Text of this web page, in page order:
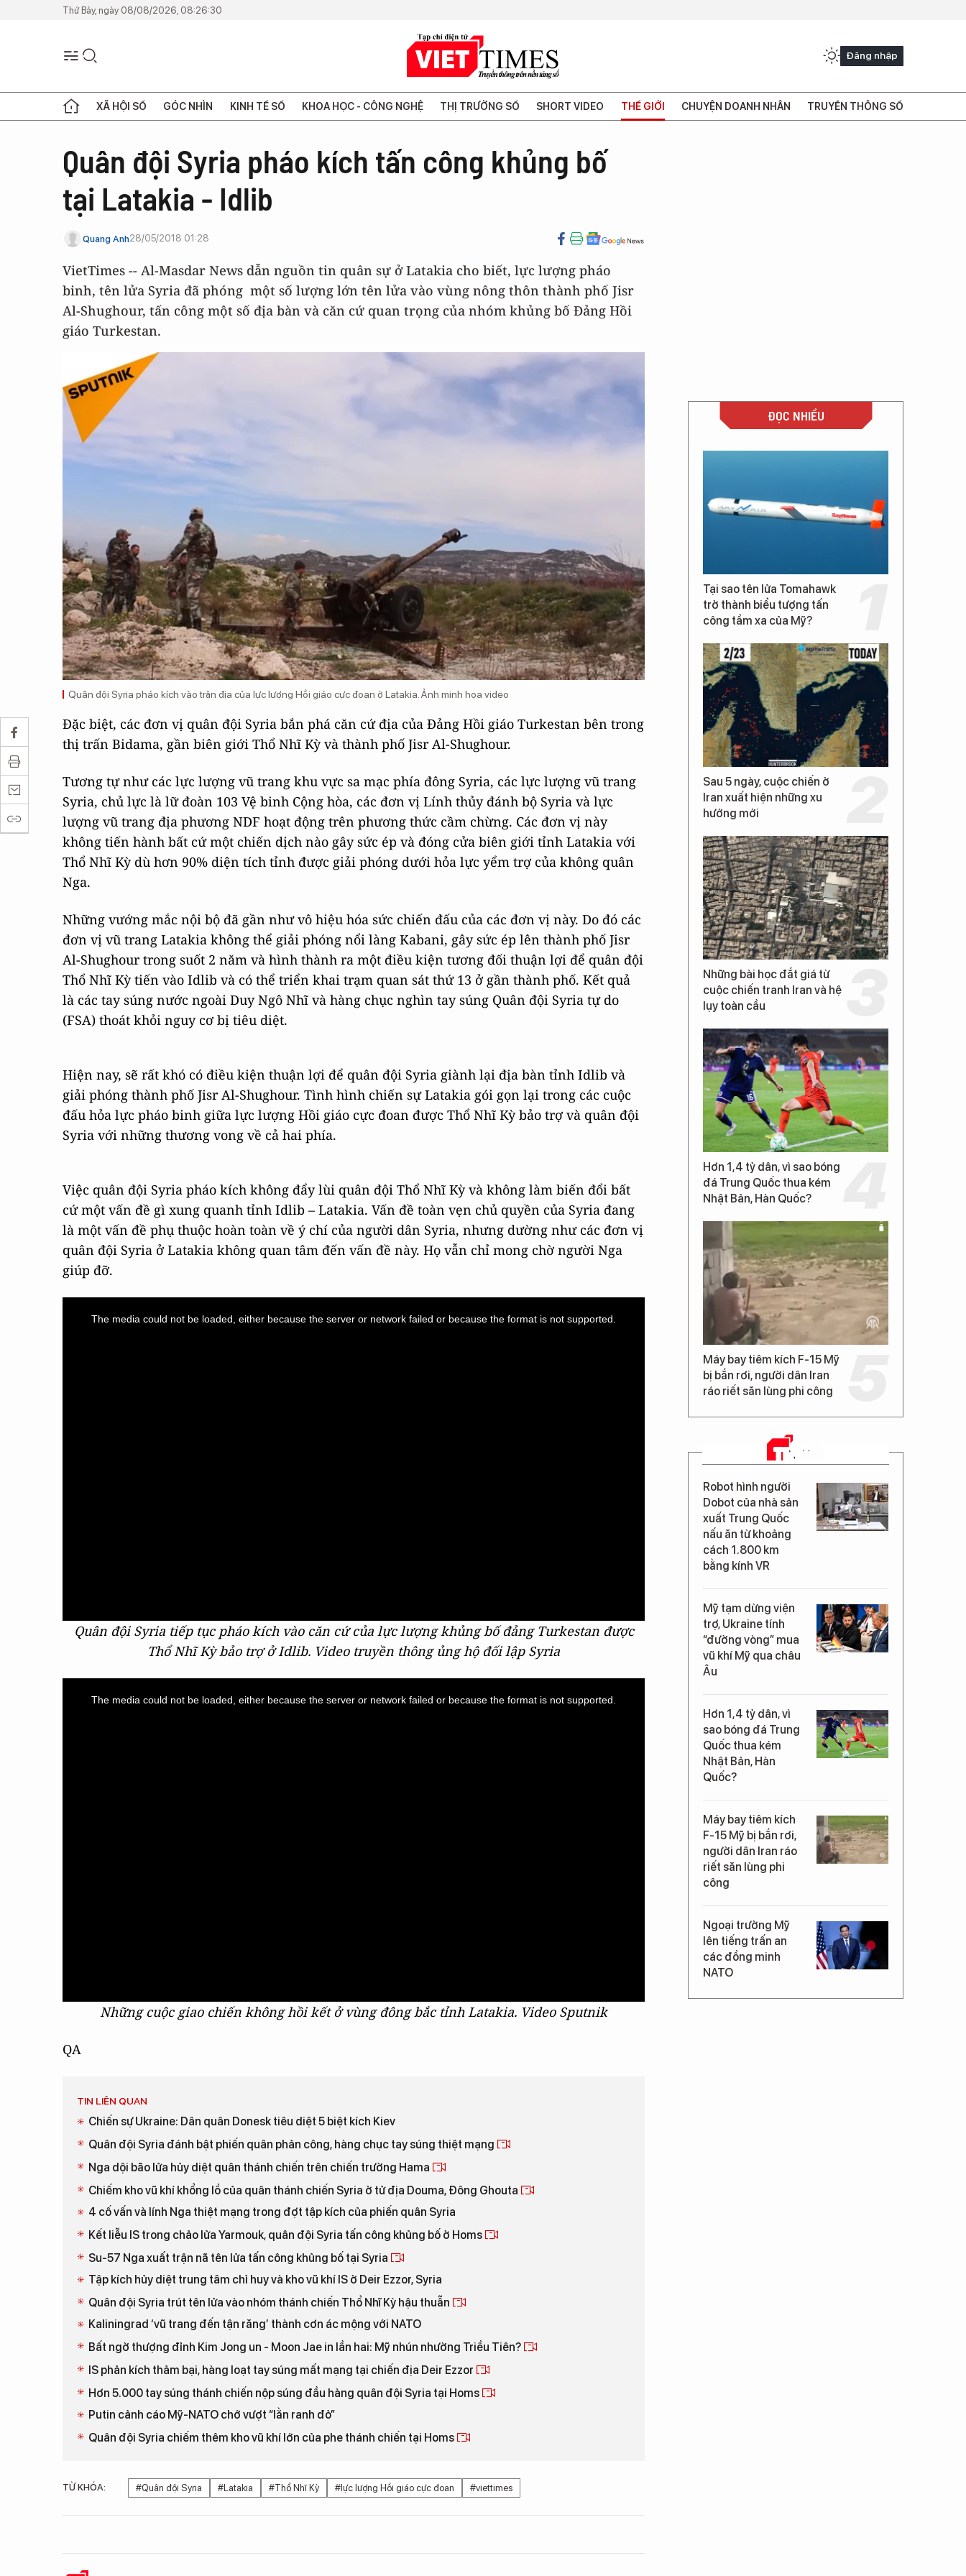
Thứ Bảy, ngày 08/08/2026, 08:26:30
Đăng nhập
XÃ HỘI SỐ GÓC NHÌN KINH TẾ SỐ KHOA HỌC - CÔNG NGHỆ THỊ TRƯỜNG SỐ SHORT VIDEO THẾ GIỚI CHUYỆN DOANH NHÂN TRUYỀN THÔNG SỐ
Quân đội Syria pháo kích tấn công khủng bố
tại Latakia - Idlib
Quang Anh28/05/2018 01:28
VietTimes -- Al-Masdar News dẫn nguồn tin quân sự ở Latakia cho biết, lực lượng pháo
binh, tên lửa Syria đã phóng một số lượng lớn tên lửa vào vùng nông thôn thành phố Jisr
Al-Shughour, tấn công một số địa bàn và căn cứ quan trọng của nhóm khủng bố Đảng Hồi
giáo Turkestan.
Quân đội Syria pháo kích vào trận địa của lực lượng Hồi giáo cực đoan ở Latakia. Ảnh minh họa video
Đặc biệt, các đơn vị quân đội Syria bắn phá căn cứ địa của Đảng Hồi giáo Turkestan bên trong
thị trấn Bidama, gần biên giới Thổ Nhĩ Kỳ và thành phố Jisr Al-Shughour.
Tương tự như các lực lượng vũ trang khu vực sa mạc phía đông Syria, các lực lượng vũ trang
Syria, chủ lực là lữ đoàn 103 Vệ binh Cộng hòa, các đơn vị Lính thủy đánh bộ Syria và lực
lượng vũ trang địa phương NDF hoạt động trên phương thức cầm chừng. Các đơn vị này
không tiến hành bất cứ một chiến dịch nào gây sức ép và đóng cửa biên giới tỉnh Latakia với
Thổ Nhĩ Kỳ dù hơn 90% diện tích tỉnh được giải phóng dưới hỏa lực yểm trợ của không quân
Nga.
Những vướng mắc nội bộ đã gần như vô hiệu hóa sức chiến đấu của các đơn vị này. Do đó các
đơn vị vũ trang Latakia không thể giải phóng nổi làng Kabani, gây sức ép lên thành phố Jisr
Al-Shughour trong suốt 2 năm và hình thành ra một điều kiện tương đối thuận lợi để quân đội
Thổ Nhĩ Kỳ tiến vào Idlib và có thể triển khai trạm quan sát thứ 13 ở gần thành phố. Kết quả
là các tay súng nước ngoài Duy Ngô Nhĩ và hàng chục nghìn tay súng Quân đội Syria tự do
(FSA) thoát khỏi nguy cơ bị tiêu diệt.
Hiện nay, sẽ rất khó có điều kiện thuận lợi để quân đội Syria giành lại địa bàn tỉnh Idlib và
giải phóng thành phố Jisr Al-Shughour. Tình hình chiến sự Latakia gói gọn lại trong các cuộc
đấu hỏa lực pháo binh giữa lực lượng Hồi giáo cực đoan được Thổ Nhĩ Kỳ bảo trợ và quân đội
Syria với những thương vong về cả hai phía.
Việc quân đội Syria pháo kích không đẩy lùi quân đội Thổ Nhĩ Kỳ và không làm biến đổi bất
cứ một vấn đề gì xung quanh tỉnh Idlib – Latakia. Vấn đề toàn vẹn chủ quyền của Syria đang
là một vấn đề phụ thuộc hoàn toàn về ý chí của người dân Syria, nhưng dường như các đơn vị
quân đội Syria ở Latakia không quan tâm đến vấn đề này. Họ vẫn chỉ mong chờ người Nga
giúp đỡ.
The media could not be loaded, either because the server or network failed or because the format is not supported.
Quân đội Syria tiếp tục pháo kích vào căn cứ của lực lượng khủng bố đảng Turkestan được
Thổ Nhĩ Kỳ bảo trợ ở Idlib. Video truyền thông ủng hộ đối lập Syria
The media could not be loaded, either because the server or network failed or because the format is not supported.
Những cuộc giao chiến không hồi kết ở vùng đông bắc tỉnh Latakia. Video Sputnik
QA
TIN LIÊN QUAN
Chiến sự Ukraine: Dân quân Donesk tiêu diệt 5 biệt kích Kiev
Quân đội Syria đánh bật phiến quân phản công, hàng chục tay súng thiệt mạng
Nga dội bão lửa hủy diệt quân thánh chiến trên chiến trường Hama
Chiếm kho vũ khí khổng lồ của quân thánh chiến Syria ở tử địa Douma, Đông Ghouta
4 cố vấn và lính Nga thiệt mạng trong đợt tập kích của phiến quân Syria
Kết liễu IS trong chảo lửa Yarmouk, quân đội Syria tấn công khủng bố ở Homs
Su-57 Nga xuất trận nã tên lửa tấn công khủng bố tại Syria
Tập kích hủy diệt trung tâm chỉ huy và kho vũ khí IS ở Deir Ezzor, Syria
Quân đội Syria trút tên lửa vào nhóm thánh chiến Thổ Nhĩ Kỳ hậu thuẫn
Kaliningrad ‘vũ trang đến tận răng’ thành cơn ác mộng với NATO
Bất ngờ thượng đỉnh Kim Jong un - Moon Jae in lần hai: Mỹ nhún nhường Triều Tiên?
IS phản kích thảm bại, hàng loạt tay súng mất mạng tại chiến địa Deir Ezzor
Hơn 5.000 tay súng thánh chiến nộp súng đầu hàng quân đội Syria tại Homs
Putin cảnh cáo Mỹ-NATO chớ vượt “lằn ranh đỏ”
Quân đội Syria chiếm thêm kho vũ khí lớn của phe thánh chiến tại Homs
TỪ KHÓA: #Quân đội Syria #Latakia #Thổ Nhĩ Kỳ #lực lượng Hồi giáo cực đoan #viettimes
ĐỌC NHIỀU
Tại sao tên lửa Tomahawk
trở thành biểu tượng tấn
công tầm xa của Mỹ?
Sau 5 ngày, cuộc chiến ở
Iran xuất hiện những xu
hướng mới
Những bài học đắt giá từ
cuộc chiến tranh Iran và hệ
lụy toàn cầu
Hơn 1,4 tỷ dân, vì sao bóng
đá Trung Quốc thua kém
Nhật Bản, Hàn Quốc?
Máy bay tiêm kích F-15 Mỹ
bị bắn rơi, người dân Iran
ráo riết săn lùng phi công
TIN MỚI
Robot hình người
Dobot của nhà sản
xuất Trung Quốc
nấu ăn từ khoảng
cách 1.800 km
bằng kính VR
Mỹ tạm dừng viện
trợ, Ukraine tính
“đường vòng” mua
vũ khí Mỹ qua châu
Âu
Hơn 1,4 tỷ dân, vì
sao bóng đá Trung
Quốc thua kém
Nhật Bản, Hàn
Quốc?
Máy bay tiêm kích
F-15 Mỹ bị bắn rơi,
người dân Iran ráo
riết săn lùng phi
công
Ngoại trưởng Mỹ
lên tiếng trấn an
các đồng minh
NATO